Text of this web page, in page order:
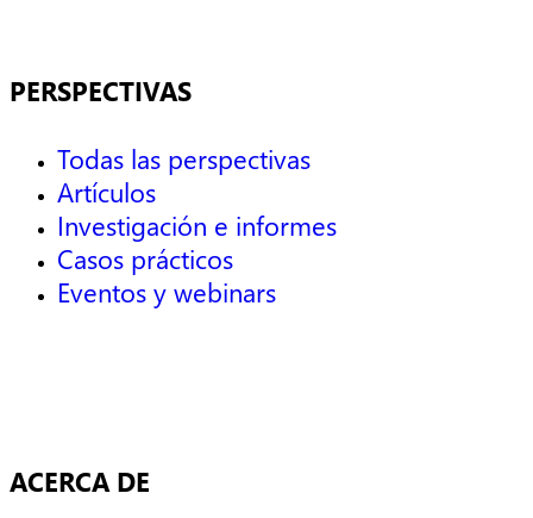
PERSPECTIVAS
Todas las perspectivas
Artículos
Investigación e informes
Casos prácticos
Eventos y webinars
ACERCA DE